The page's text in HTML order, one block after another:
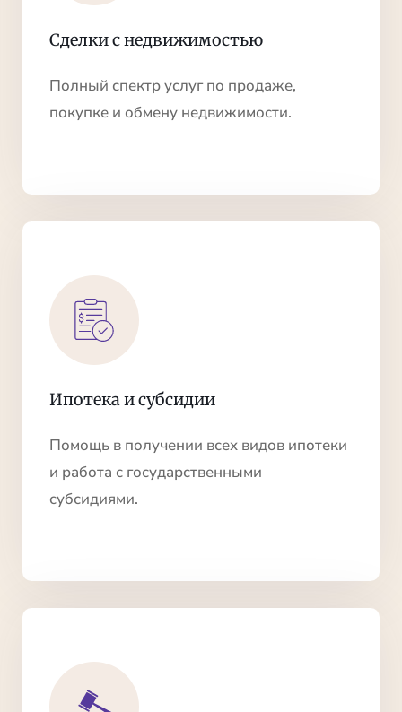
Сделки с недвижимостью
Полный спектр услуг по продаже,
покупке и обмену недвижимости.
Ипотека и субсидии
Помощь в получении всех видов ипотеки
и работа с государственными
субсидиями.